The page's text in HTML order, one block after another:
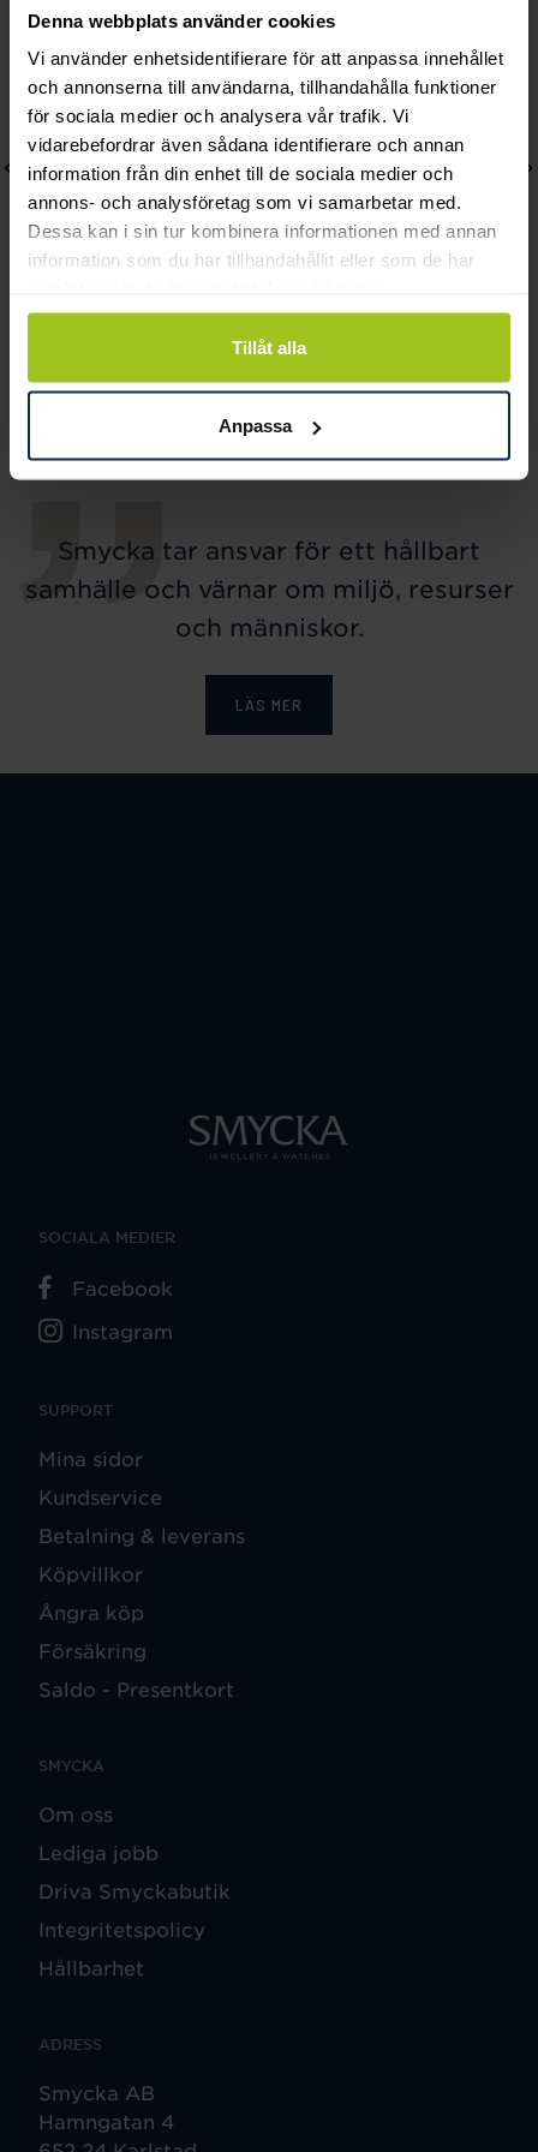
Denna webbplats använder cookies
Vi använder enhetsidentifierare för att anpassa innehållet
och annonserna till användarna, tillhandahålla funktioner
för sociala medier och analysera vår trafik. Vi
vidarebefordrar även sådana identifierare och annan
information från din enhet till de sociala medier och
annons- och analysföretag som vi samarbetar med.
Dessa kan i sin tur kombinera informationen med annan
information som du har tillhandahållit eller som de har
Tillåt alla
Anpassa
Pris:3 250 kr
3 250 kr
21 cm
Pris
1 650 kr
Smycka tar ansvar för ett hållbart
samhälle och värnar om miljö, resurser
och människor.
LÄS MER
SUPPORT
Mina sidor
Kundservice
Betalning & leverans
Köpvillkor
Ångra köp
Försäkring
Saldo - Presentkort
SMYCKA
Om oss
Lediga jobb
Driva Smyckabutik
Integritetspolicy
Hållbarhet
ADRESS
Smycka AB
Hamngatan 4
SOCIALA MEDIER
Facebook
Instagram